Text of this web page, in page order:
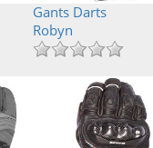
Gants Darts
Robyn